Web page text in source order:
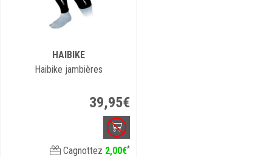
HAIBIKE
Haibike jambières
39,95€
Cagnottez 2,00€*